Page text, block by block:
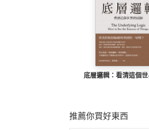
底層邏輯：看清這個
推薦你買好東西